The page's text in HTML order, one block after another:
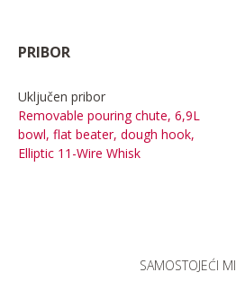
PRIBOR
Uključen pribor
Removable pouring chute, 6,9L
bowl, flat beater, dough hook,
Elliptic 11-Wire Whisk
SAMOSTOJEĆI